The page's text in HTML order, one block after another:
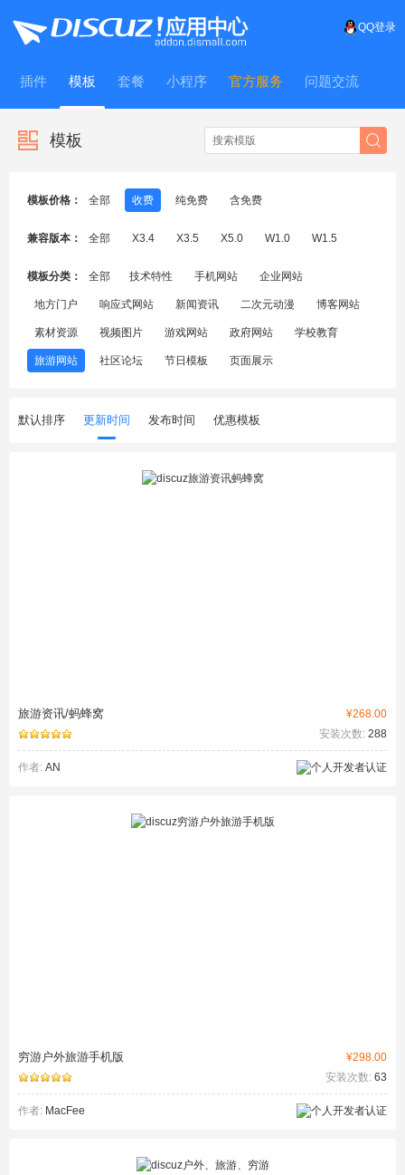
QQ登录
插件 模板 套餐 小程序 官方服务 问题交流
WitFrame
模板
模板价格： 全部 收费 纯免费 含免费
兼容版本： 全部 X3.4 X3.5 X5.0 W1.0 W1.5
模板分类： 全部 技术特性 手机网站 企业网站
地方门户 响应式网站 新闻资讯 二次元动漫 博客网站
素材资源 视频图片 游戏网站 政府网站 学校教育
旅游网站 社区论坛 节日模板 页面展示
默认排序 更新时间 发布时间 优惠模板
¥268.00
旅游资讯/蚂蜂窝
安装次数: 288
作者: AN
¥298.00
穷游户外旅游手机版
安装次数: 63
作者: MacFee